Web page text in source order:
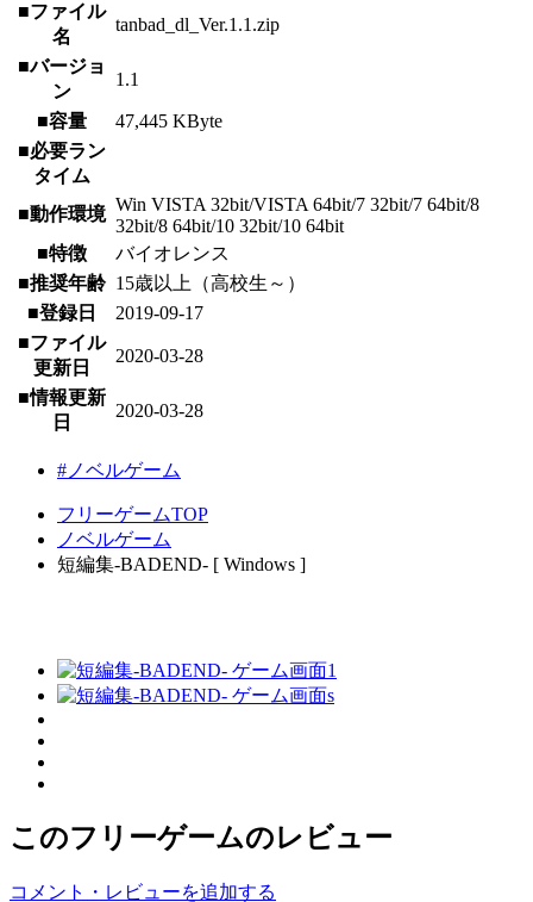
■ファイル
名
tanbad_dl_Ver.1.1.zip
■バージョ
ン
1.1
■容量
47,445 KByte
■必要ラン
タイム
■動作環境 Win VISTA 32bit/VISTA 64bit/7 32bit/7 64bit/8
32bit/8 64bit/10 32bit/10 64bit
■特徴
バイオレンス
■推奨年齢 15歳以上（高校生～）
■登録日
2019-09-17
■ファイル
更新日
2020-03-28
■情報更新
日
2020-03-28
#ノベルゲーム
フリーゲームTOP
ノベルゲーム
短編集-BADEND- [ Windows ]
このフリーゲームのレビュー
コメント・レビューを追加する